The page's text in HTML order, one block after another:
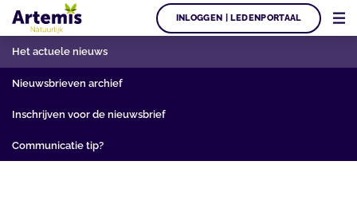
INLOGGEN | LEDENPORTAAL
Het actuele nieuws
Nieuwsbrieven archief
Inschrijven voor de nieuwsbrief
Communicatie tip?